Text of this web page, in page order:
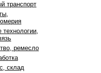
транспорт
ремесло
склад